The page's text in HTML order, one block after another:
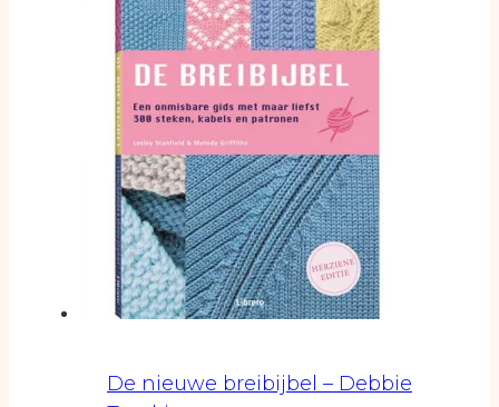
De nieuwe breibijbel – Debbie